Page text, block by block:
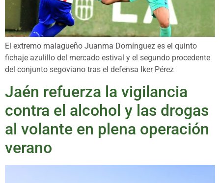
El extremo malagueño Juanma Domínguez es el quinto
fichaje azulillo del mercado estival y el segundo procedente
del conjunto segoviano tras el defensa Iker Pérez
Jaén refuerza la vigilancia
contra el alcohol y las drogas
al volante en plena operación
verano